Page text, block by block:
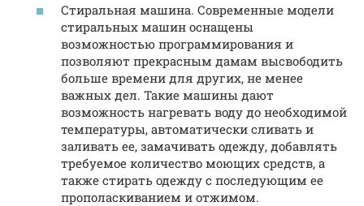
Стиральная машина. Современные модели
стиральных машин оснащены
возможностью программирования и
позволяют прекрасным дамам высвободить
больше времени для других, не менее
важных дел. Такие машины дают
возможность нагревать воду до необходимой
температуры, автоматически сливать и
заливать ее, замачивать одежду, добавлять
требуемое количество моющих средств, а
также стирать одежду с последующим ее
прополаскиванием и отжимом.